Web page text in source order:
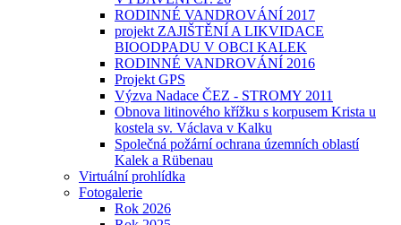
RODINNÉ VANDROVÁNÍ 2017
projekt ZAJIŠTĚNÍ A LIKVIDACE
BIOODPADU V OBCI KALEK
RODINNÉ VANDROVÁNÍ 2016
Projekt GPS
Výzva Nadace ČEZ - STROMY 2011
Obnova litinového křížku s korpusem Krista u
kostela sv. Václava v Kalku
Společná požární ochrana územních oblastí
Kalek a Rübenau
Virtuální prohlídka
Fotogalerie
Rok 2026